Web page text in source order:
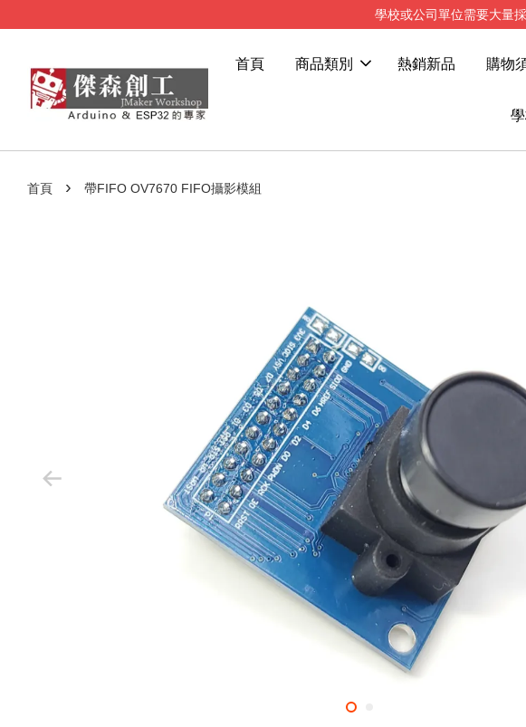
學校或公司單位需要大量
首頁 商品類別 熱銷新品 購物
首頁 › 帶FIFO OV7670 FIFO攝影模組